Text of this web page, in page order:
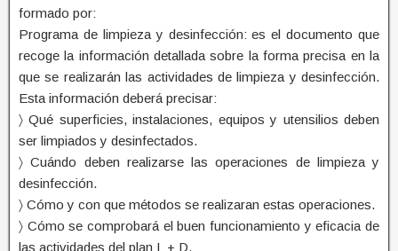
formado por:
Programa de limpieza y desinfección: es el documento que
recoge la información detallada sobre la forma precisa en la
que se realizarán las actividades de limpieza y desinfección.
Esta información deberá precisar:
〉 Qué superficies, instalaciones, equipos y utensilios deben
ser limpiados y desinfectados.
〉 Cuándo deben realizarse las operaciones de limpieza y
desinfección.
〉 Cómo y con que métodos se realizaran estas operaciones.
〉 Cómo se comprobará el buen funcionamiento y eficacia de
las actividades del plan L + D.